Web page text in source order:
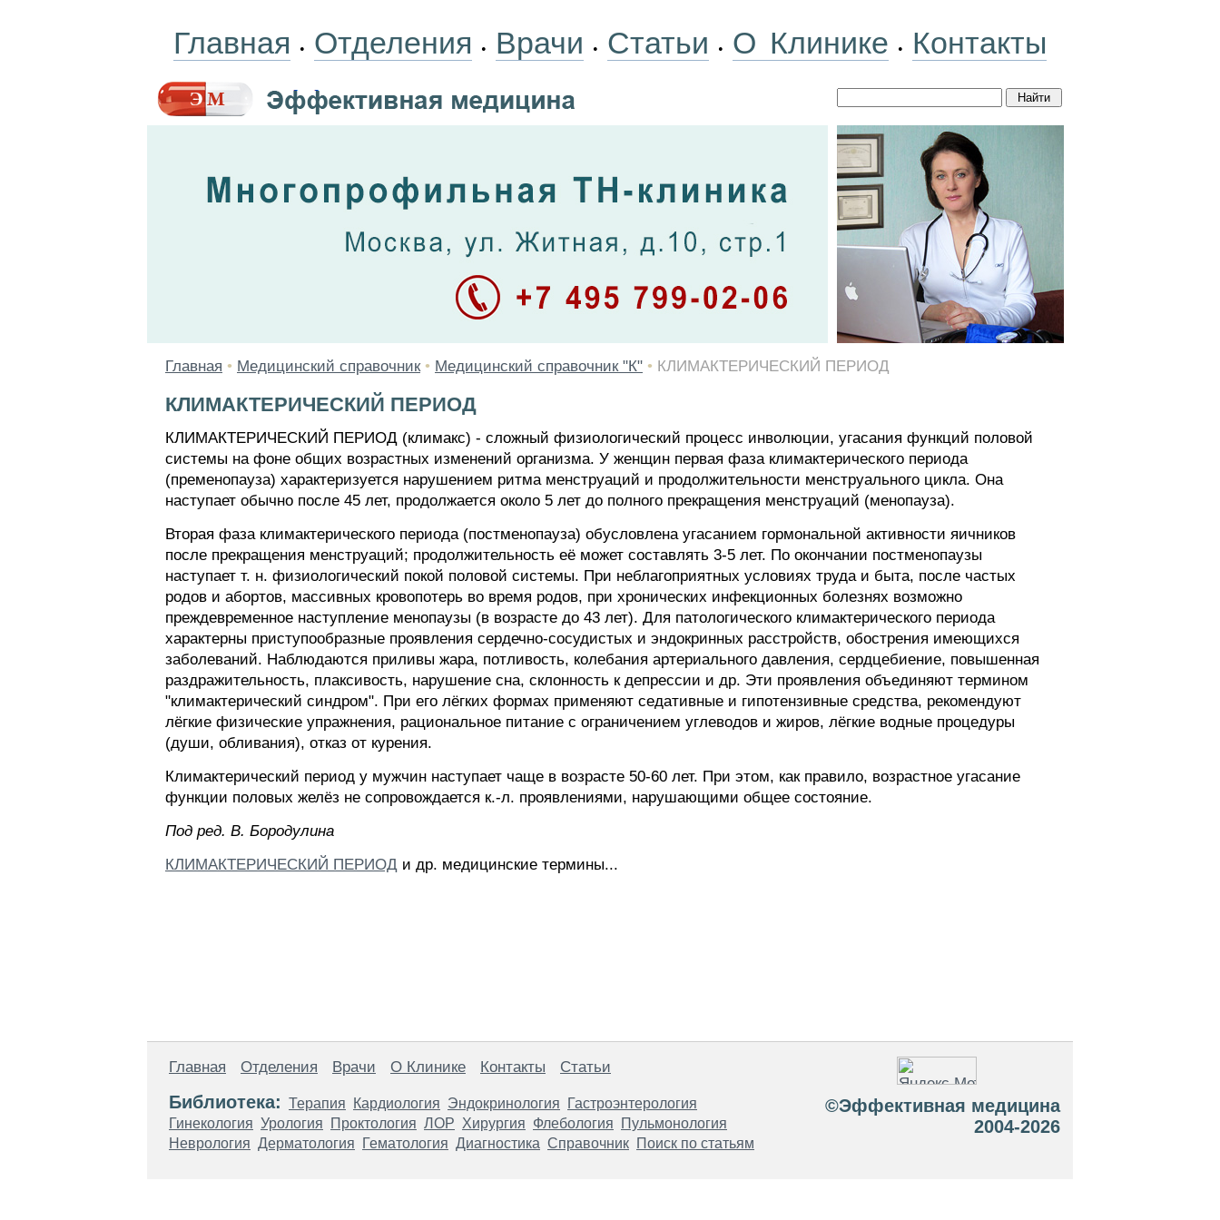
Главная • Отделения • Врачи • Статьи • О Клинике • Контакты
Главная • Медицинский справочник • Медицинский справочник "К" • КЛИМАКТЕРИЧЕСКИЙ ПЕРИОД
КЛИМАКТЕРИЧЕСКИЙ ПЕРИОД
КЛИМАКТЕРИЧЕСКИЙ ПЕРИОД (климакс) - сложный физиологический процесс инволюции, угасания функций половой
системы на фоне общих возрастных изменений организма. У женщин первая фаза климактерического периода
(пременопауза) характеризуется нарушением ритма менструаций и продолжительности менструального цикла. Она
наступает обычно после 45 лет, продолжается около 5 лет до полного прекращения менструаций (менопауза).
Вторая фаза климактерического периода (постменопауза) обусловлена угасанием гормональной активности яичников
после прекращения менструаций; продолжительность её может составлять 3-5 лет. По окончании постменопаузы
наступает т. н. физиологический покой половой системы. При неблагоприятных условиях труда и быта, после частых
родов и абортов, массивных кровопотерь во время родов, при хронических инфекционных болезнях возможно
преждевременное наступление менопаузы (в возрасте до 43 лет). Для патологического климактерического периода
характерны приступообразные проявления сердечно-сосудистых и эндокринных расстройств, обострения имеющихся
заболеваний. Наблюдаются приливы жара, потливость, колебания артериального давления, сердцебиение, повышенная
раздражительность, плаксивость, нарушение сна, склонность к депрессии и др. Эти проявления объединяют термином
"климактерический синдром". При его лёгких формах применяют седативные и гипотензивные средства, рекомендуют
лёгкие физические упражнения, рациональное питание с ограничением углеводов и жиров, лёгкие водные процедуры
(души, обливания), отказ от курения.
Климактерический период у мужчин наступает чаще в возрасте 50-60 лет. При этом, как правило, возрастное угасание
функции половых желёз не сопровождается к.-л. проявлениями, нарушающими общее состояние.
Пoд peд. B. Бopoдyлинa
КЛИМАКТЕРИЧЕСКИЙ ПЕРИОД и др. медицинские термины...
Главная Отделения Врачи О Клинике Контакты Статьи
Библиотека: Терапия Кардиология Эндокринология
Гастроэнтерология
Гинекология Урология Проктология ЛОР Хирургия Флебология
Пульмонология
Неврология Дерматология Гематология Диагностика Справочник Поиск по статьям
©Эффективная медицина
2004-2026